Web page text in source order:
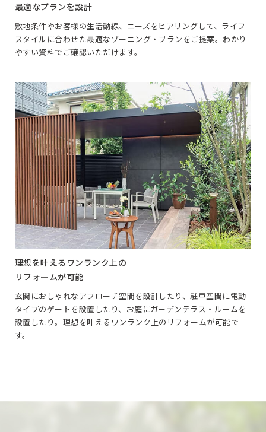
最適なプランを設計
敷地条件やお客様の生活動線、ニーズをヒアリングして、ライフ
スタイルに合わせた最適なゾーニング・プランをご提案。わかり
やすい資料でご確認いただけます。
理想を叶えるワンランク上の
リフォームが可能
玄関におしゃれなアプローチ空間を設計したり、駐車空間に電動
タイプのゲートを設置したり、お庭にガーデンテラス・ルームを
設置したり。理想を叶えるワンランク上のリフォームが可能で
す。